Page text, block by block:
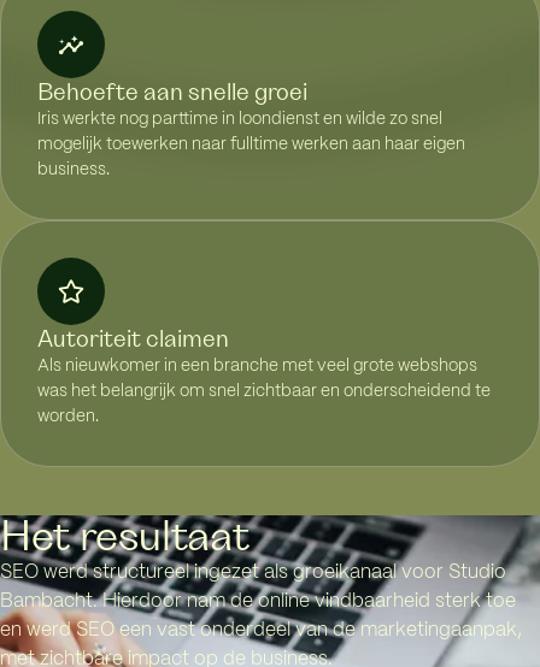
Behoefte aan snelle groei
Iris werkte nog parttime in loondienst en wilde zo snel
mogelijk toewerken naar fulltime werken aan haar eigen
business.
Autoriteit claimen
Als nieuwkomer in een branche met veel grote webshops
was het belangrijk om snel zichtbaar en onderscheidend te
worden.
Het resultaat
SEO werd structureel ingezet als groeikanaal voor Studio
Bambacht. Hierdoor nam de online vindbaarheid sterk toe
en werd SEO een vast onderdeel van de marketingaanpak,
met zichtbare impact op de business.